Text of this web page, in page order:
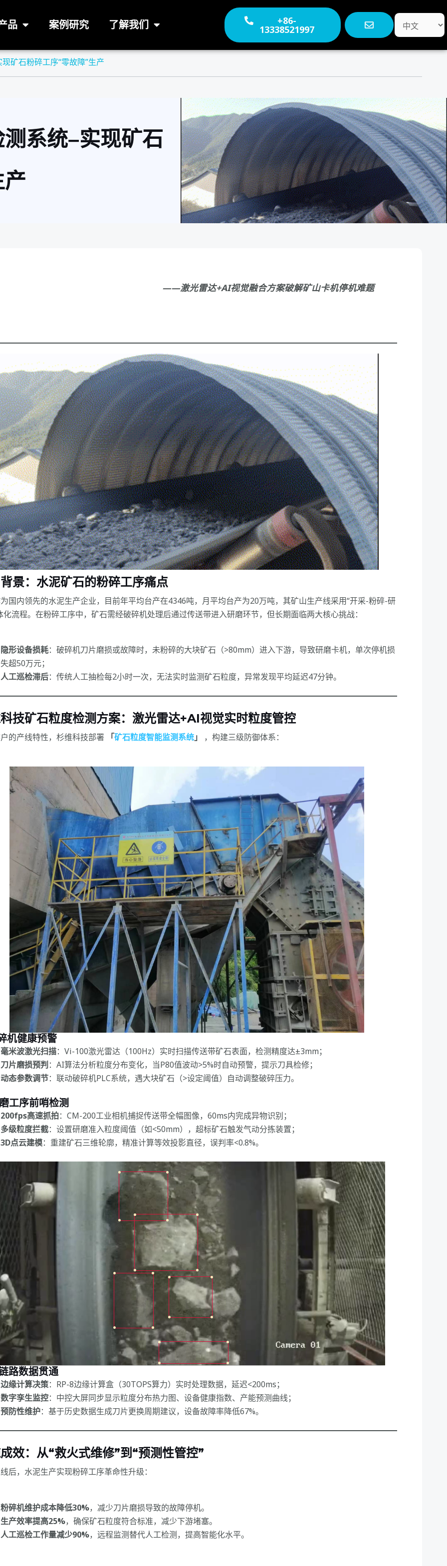
品 案例研究 了解我们 +86-
13338521997
选
择
矿石粉碎工序“零故障”生产
系统–实现矿石
产
——激光雷达+AI视觉融合方案破解矿山卡机停机难题
景：水泥矿石的粉碎工序痛点
国内领先的水泥生产企业，目前年平均台产在4346吨，月平均台产为20万吨，其矿山生产线采用“开采-粉碎-研
化流程。在粉碎工序中，矿石需经破碎机处理后通过传送带进入研磨环节，但长期面临两大核心挑战：
隐形设备损耗：破碎机刀片磨损或故障时，未粉碎的大块矿石（>80mm）进入下游，导致研磨卡机，单次停机损
失超50万元；
人工巡检滞后：传统人工抽检每2小时一次，无法实时监测矿石粒度，异常发现平均延迟47分钟。
技矿石粒度检测方案：激光雷达+AI视觉实时粒度管控
的产线特性，杉维科技部署 「矿石粒度智能监测系统」 ，构建三级防御体系：
机健康预警
毫米波激光扫描：Vi-100激光雷达（100Hz）实时扫描传送带矿石表面，检测精度达±3mm；
刀片磨损预判 ：AI算法分析粒度分布变化，当P80值波动>5%时自动预警，提示刀具检修；
动态参数调节：联动破碎机PLC系统，遇大块矿石（>设定阈值）自动调整破碎压力。
工序前哨检测
200fps高速抓拍：CM-200工业相机捕捉传送带全幅图像，60ms内完成异物识别；
多级粒度拦截：设置研磨准入粒度阈值（如<50mm），超标矿石触发气动分拣装置；
3D点云建模：重建矿石三维轮廓，精准计算等效投影直径，误判率<0.8%。
路数据贯通
边缘计算决策：RP-8边缘计算盒（30TOPS算力）实时处理数据，延迟<200ms；
数字孪生监控：中控大屏同步显示粒度分布热力图、设备健康指数、产能预测曲线；
预防性维护：基于历史数据生成刀片更换周期建议，设备故障率降低67%。
效：从“救火式维修”到“预测性管控”
后，水泥生产实现粉碎工序革命性升级：
粉碎机维护成本降低30%，减少刀片磨损导致的故障停机。
生产效率提高25%，确保矿石粒度符合标准，减少下游堵塞。
人工巡检工作量减少90%，远程监测替代人工检测，提高智能化水平。